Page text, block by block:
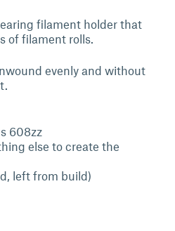
filament holder that
of filament rolls.
evenly and without
608zz
else to create the
left from build)